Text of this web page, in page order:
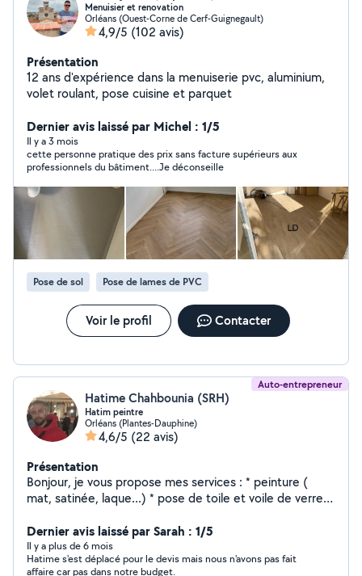
Menuisier et renovation
Orléans (Ouest-Corne de Cerf-Guignegault)
4,9/5 (102 avis)
Présentation
12 ans d'expérience dans la menuiserie pvc, aluminium,
volet roulant, pose cuisine et parquet
Dernier avis laissé par Michel : 1/5
Il y a 3 mois
cette personne pratique des prix sans facture supérieurs aux
professionnels du bâtiment....Je déconseille
Pose de sol Pose de lames de PVC
Voir le profil Contacter
Auto-entrepreneur
Hatime Chahbounia (SRH)
Hatim peintre
Orléans (Plantes-Dauphine)
4,6/5 (22 avis)
Présentation
Bonjour, je vous propose mes services : * peinture (
mat, satinée, laque...) * pose de toile et voile de verre *
et plafonds * pose de parquet ,lino.......
Dernier avis laissé par Sarah : 1/5
Il y a plus de 6 mois
Hatime s'est déplacé pour le devis mais nous n'avons pas fait
affaire car pas dans notre budget.